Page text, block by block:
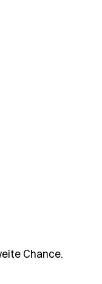
Chance.